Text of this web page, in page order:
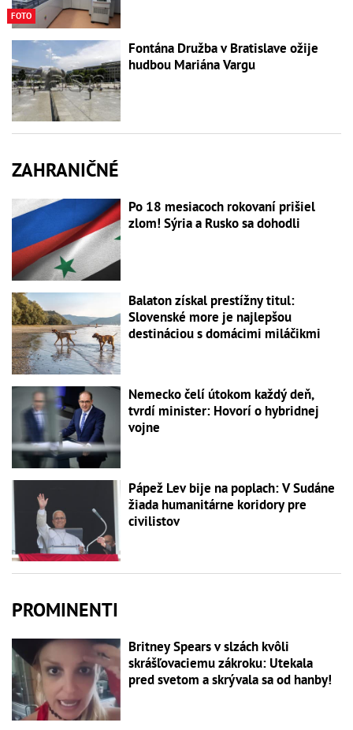
FOTO
Fontána Družba v Bratislave ožije
hudbou Mariána Vargu
ZAHRANIČNÉ
Po 18 mesiacoch rokovaní prišiel
zlom! Sýria a Rusko sa dohodli
Balaton získal prestížny titul:
Slovenské more je najlepšou
destináciou s domácimi miláčikmi
Nemecko čelí útokom každý deň,
tvrdí minister: Hovorí o hybridnej
vojne
Pápež Lev bije na poplach: V Sudáne
žiada humanitárne koridory pre
civilistov
PROMINENTI
Britney Spears v slzách kvôli
skrášľovaciemu zákroku: Utekala
pred svetom a skrývala sa od hanby!